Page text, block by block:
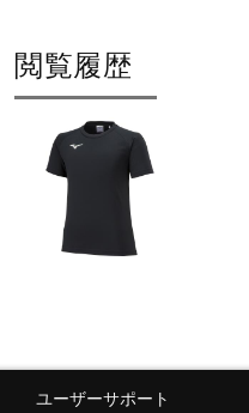
閲覧履歴
ユーザーサポート